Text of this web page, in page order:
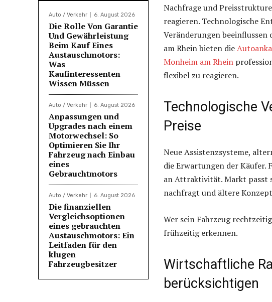
Auto / Verkehr 6. August 2026
Die Rolle Von Garantie
Und Gewährleistung
Beim Kauf Eines
Austauschmotors:
Was
Kaufinteressenten
Wissen Müssen
Auto / Verkehr 6. August 2026
Anpassungen und
Upgrades nach einem
Motorwechsel: So
Optimieren Sie Ihr
Fahrzeug nach Einbau
eines
Gebrauchtmotors
Auto / Verkehr 6. August 2026
Die finanziellen
Vergleichsoptionen
eines gebrauchten
Austauschmotors: Ein
Leitfaden für den
klugen
Fahrzeugbesitzer
Nachfrage und
reagieren. Technologische
Veränderungen
am Rhein bieten die
Monheim am Rhein
flexibel zu reagieren.
Technologische
Preise
Neue Assistenzsysteme,
die Erwartungen der Käufer.
an Attraktivität. Markt passt
nachfragt und ältere
Wer sein Fahrzeug
frühzeitig erkennen.
Wirtschaftliche
berücksichtigen